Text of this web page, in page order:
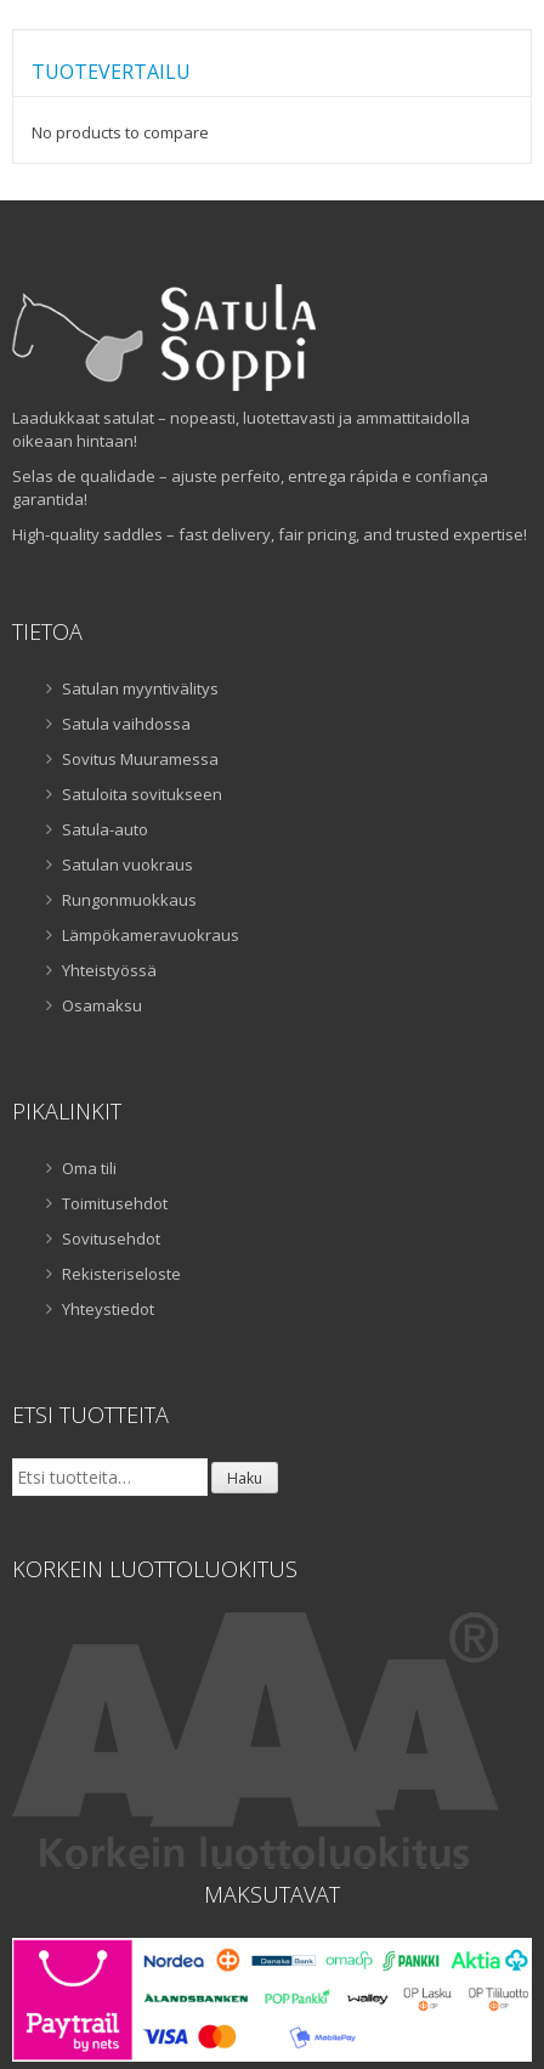
TUOTEVERTAILU
No products to compare
Laadukkaat satulat – nopeasti, luotettavasti ja ammattitaidolla
oikeaan hintaan!
Selas de qualidade – ajuste perfeito, entrega rápida e confiança
garantida!
High-quality saddles – fast delivery, fair pricing, and trusted expertise!
TIETOA
Satulan myyntivälitys
Satula vaihdossa
Sovitus Muuramessa
Satuloita sovitukseen
Satula-auto
Satulan vuokraus
Rungonmuokkaus
Lämpökameravuokraus
Yhteistyössä
Osamaksu
PIKALINKIT
Oma tili
Toimitusehdot
Sovitusehdot
Rekisteriseloste
Yhteystiedot
ETSI TUOTTEITA
Etsi: Haku
KORKEIN LUOTTOLUOKITUS
MAKSUTAVAT